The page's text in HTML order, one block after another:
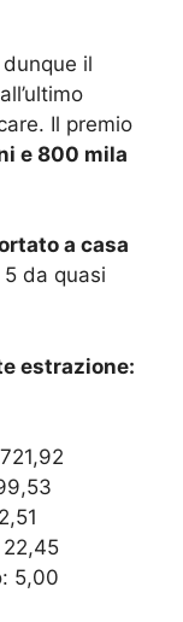
dunque il
Il premio
e 800 mila
a casa
da quasi
estrazione:
5,00